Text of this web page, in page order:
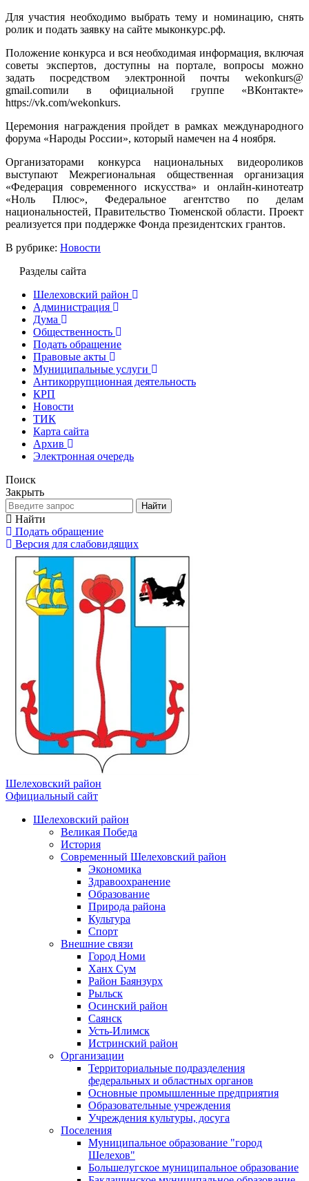
Для участия необходимо выбрать тему и номинацию, снять
ролик и подать заявку на сайте мыконкурс.рф.
Положение конкурса и вся необходимая информация, включая
советы экспертов, доступны на портале, вопросы можно
задать посредством электронной почты wekonkurs@
gmail.comили в официальной группе «ВКонтакте»
https://vk.com/wekonkurs.
Церемония награждения пройдет в рамках международного
форума «Народы России», который намечен на 4 ноября.
Организаторами конкурса национальных видеороликов
выступают Межрегиональная общественная организация
«Федерация современного искусства» и онлайн-кинотеатр
«Ноль Плюс», Федеральное агентство по делам
национальностей, Правительство Тюменской области. Проект
реализуется при поддержке Фонда президентских грантов.
В рубрике: Новости
Разделы сайта
Шелеховский район
Администрация
Дума
Общественность
Подать обращение
Правовые акты
Муниципальные услуги
Антикоррупционная деятельность
КРП
Новости
ТИК
Карта сайта
Архив
Электронная очередь
Поиск
Закрыть
Найти
Найти
Подать обращение
Версия для слабовидящих
Шелеховский район
Официальный сайт
Шелеховский район
Великая Победа
История
Современный Шелеховский район
Экономика
Здравоохранение
Образование
Природа района
Культура
Спорт
Внешние связи
Город Номи
Ханх Сум
Район Баянзурх
Рыльск
Осинский район
Саянск
Усть-Илимск
Истринский район
Организации
Территориальные подразделения
федеральных и областных органов
Основные промышленные предприятия
Образовательные учреждения
Учреждения культуры, досуга
Поселения
Муниципальное образование "город
Шелехов"
Большелугское муниципальное образование